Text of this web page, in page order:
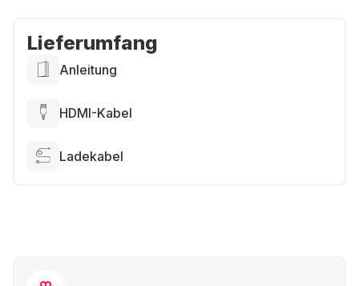
Lieferumfang
Anleitung
HDMI-Kabel
Ladekabel